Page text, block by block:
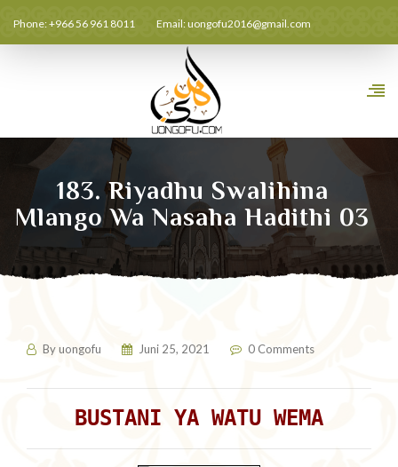
Phone: +966 56 961 8011 Email:uongofu2016@gmail.com
183. Riyadhu Swalihina
Mlango Wa Nasaha Hadithi 03
Byuongofu Juni 25, 2021 0 Comments
BUSTANI YA WATU WEMA